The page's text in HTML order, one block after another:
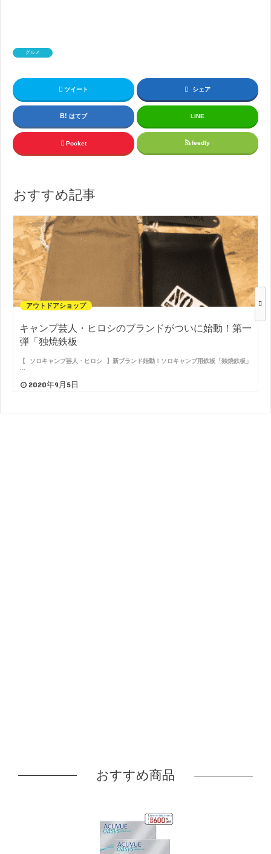
グルメ
ツイート シェア
はてブ LINE
Pocket feedly
おすすめ記事
アウトドアショップ
キャンプ芸人・ヒロシのブランドがついに始動！第一
弾「独焼鉄板
【⠀ソロキャンプ芸人・ヒロシ⠀】新ブランド始動！ソロキャンプ用鉄板「独焼鉄板」
2020年9月5日
おすすめ商品